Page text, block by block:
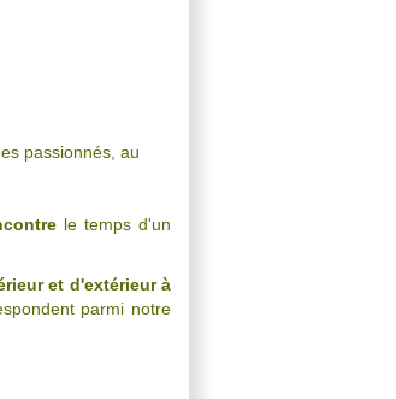
passionnés, au
le temps d'un
et d'extérieur à
parmi notre